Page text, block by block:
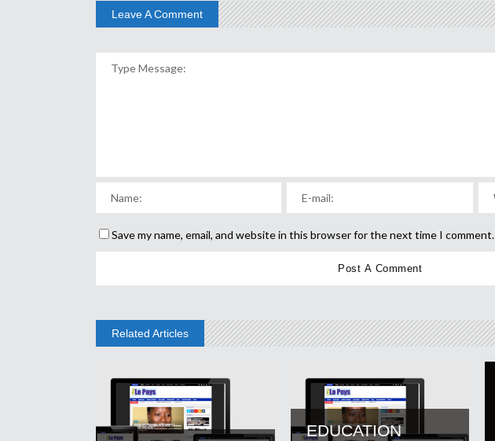
Leave A Comment
Save my name, email, and website in this browser for the next time I comment.
Related Articles
EDUCATION